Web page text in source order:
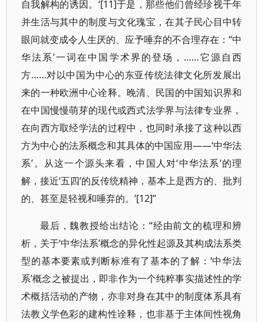
自我解构的诱因。‘[11]于是，那些他们曾经珍视千年
并生活与其中的制度与文化瑰宝，在其子民心目中转
眼间就变成令人生厌的、应予唾弃的不合理存在：‘‘中
华法系’一词在中国学术界的登场，……它源自西
方……对以中国为中心的东亚传统法律文化所发展出
来的一种欧洲中心诠释。晚清、民国的中国知识界和
在中国慢慢萌芽的现代或西式法学界与法律专业界，
在向西方取经学法的过程中，也同时承接了这种以西
方为中心的法系概念和其具体的中国应用——‘中华法
系’。从这一个源头来看，中国人对‘中华法系’的理
解，接近‘五四’的反传统精神，基本上是西方的、批判
的、甚至是轻视和唾弃的。’[12]”
最后，魏教授给出结论：“经由前文的梳理和辨
析，关于‘中华法系’概念的异化性起源及其构成法系类
型的基本要素或判断标准有了基本的了解：‘中华法
系’概念之被提出，即非作为一个纯粹事实描述性的学
术概括活动的产物，亦非对身在其中的制度体系具有
法教义学色彩的建构性诠释，也非基于主体间性视角